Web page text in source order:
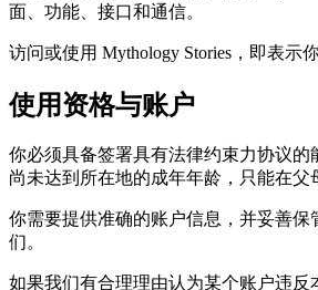
面、功能、接口和通信。
访问或使用 Mythology Stories，即表
使用资格与账户
你必须具备签署具有法律约束力协议的
尚未达到所在地的成年年龄，只能在父
你需要提供准确的账户信息，并妥善
们。
如果我们有合理理由认为某个账户违